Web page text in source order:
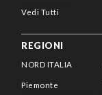
Vedi Tutti
REGIONI
NORD ITALIA
Piemonte